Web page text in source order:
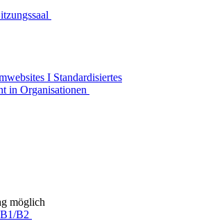
I Standardisiertes
in Organisationen
möglich
B2